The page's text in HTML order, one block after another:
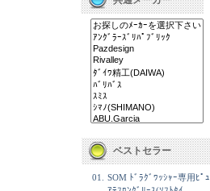
ベストセラー
01.
SOM ﾄﾞﾗｸﾞﾜｯｼｬｰ専用ﾋﾟｭ